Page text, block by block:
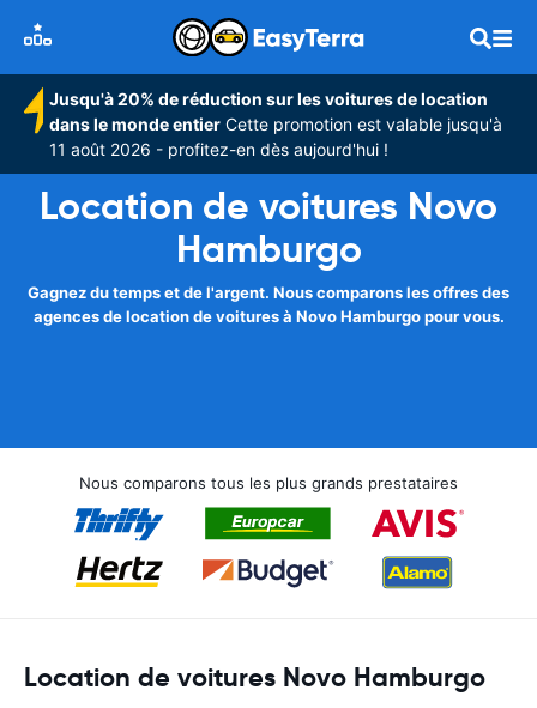
Jusqu'à 20% de réduction sur les voitures de location
dans le monde entier Cette promotion est valable jusqu'à
11 août 2026 - profitez-en dès aujourd'hui !
Location de voitures Novo
Hamburgo
Gagnez du temps et de l'argent. Nous comparons les offres des
agences de location de voitures à Novo Hamburgo pour vous.
Nous comparons tous les plus grands prestataires
Location de voitures Novo Hamburgo